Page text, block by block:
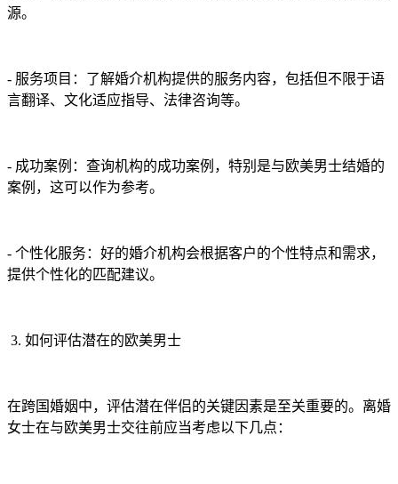
源。
- 服务项目：了解婚介机构提供的服务内容，包括但不限于语
言翻译、文化适应指导、法律咨询等。
- 成功案例：查询机构的成功案例，特别是与欧美男士结婚的
案例，这可以作为参考。
- 个性化服务：好的婚介机构会根据客户的个性特点和需求，
提供个性化的匹配建议。
3. 如何评估潜在的欧美男士
在跨国婚姻中，评估潜在伴侣的关键因素是至关重要的。离婚
女士在与欧美男士交往前应当考虑以下几点：